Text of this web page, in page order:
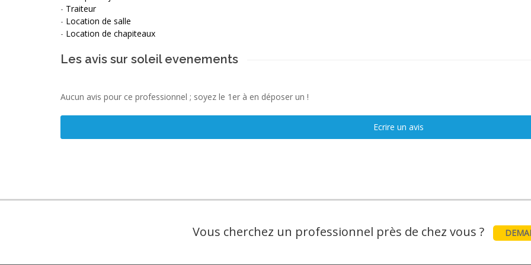
- Traiteur
- Location de salle
- Location de chapiteaux
Les avis sur soleil evenements
Aucun avis pour ce professionnel ; soyez le 1er à en déposer un !
Ecrire un avis
Vous cherchez un professionnel près de chez vous ?